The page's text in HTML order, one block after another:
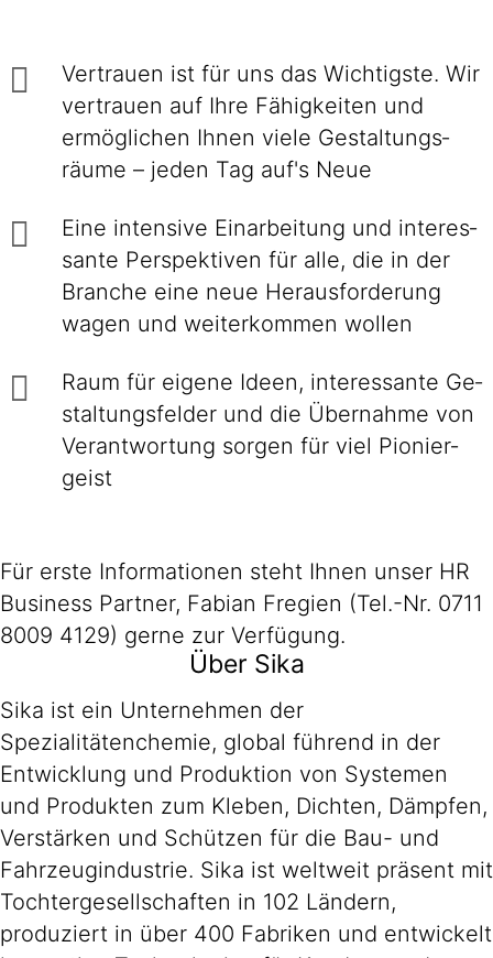
Vertrauen ist für uns das Wichtigste. Wir
ver­trauen auf Ihre Fähig­keiten und
ermög­lichen Ihnen viele Gestaltungs­
räume – jeden Tag auf's Neue
Eine intensive Einarbei­tung und interes­
sante Perspek­tiven für alle, die in der
Branche eine neue Heraus­forderung
wagen und weiter­kommen wollen
Raum für eigene Ideen, inte­res­sante Ge­
stal­tungs­felder und die Über­nahme von
Ver­ant­wor­tung sorgen für viel Pionier­
geist
Für erste Informationen steht Ihnen unser HR
Business Partner, Fabian Fregien (Tel.-Nr. 0711
8009 4129) gerne zur Verfügung.
Über Sika
Sika ist ein Unternehmen der
Spezialitätenchemie, global führend in der
Entwicklung und Produktion von Systemen
und Produkten zum Kleben, Dichten, Dämpfen,
Verstärken und Schützen für die Bau- und
Fahrzeugindustrie. Sika ist weltweit präsent mit
Tochtergesellschaften in 102 Ländern,
produziert in über 400 Fabriken und entwickelt